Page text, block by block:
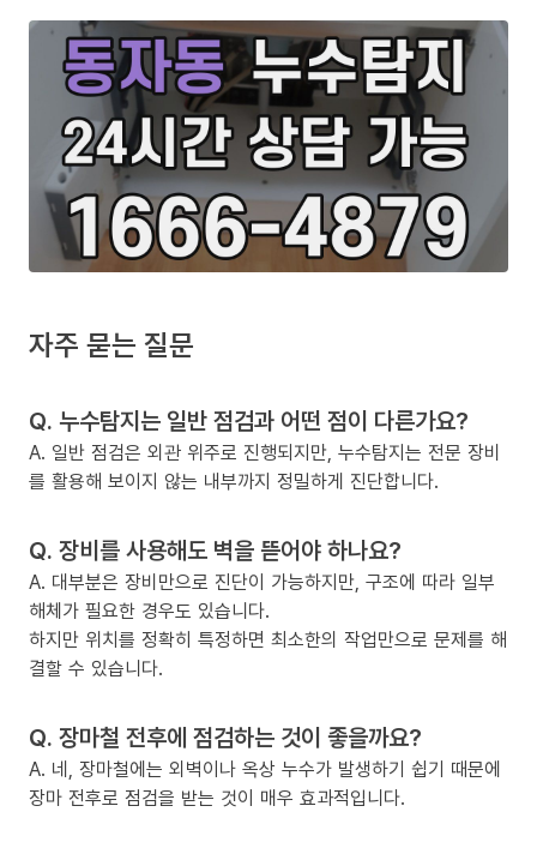
자주 묻는 질문
Q. 누수탐지는 일반 점검과 어떤 점이 다른가요?
A. 일반 점검은 외관 위주로 진행되지만, 누수탐지는 전문 장비
를 활용해 보이지 않는 내부까지 정밀하게 진단합니다.
Q. 장비를 사용해도 벽을 뜯어야 하나요?
A. 대부분은 장비만으로 진단이 가능하지만, 구조에 따라 일부
해체가 필요한 경우도 있습니다.
하지만 위치를 정확히 특정하면 최소한의 작업만으로 문제를 해
결할 수 있습니다.
Q. 장마철 전후에 점검하는 것이 좋을까요?
A. 네, 장마철에는 외벽이나 옥상 누수가 발생하기 쉽기 때문에
장마 전후로 점검을 받는 것이 매우 효과적입니다.